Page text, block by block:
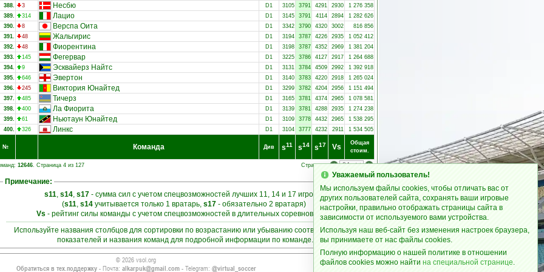
388. 3 Несбю D1 3105 3791 4291 2930
1 276 358
389.
314 Лацио D1 3145 3791 4114 2894
1 282 626
390.
8 Верспа Оита D1 3342 3790 4320 3002
816 856
391.
48 Жальгирис D1 3194 3787 4226 2935
1 052 412
392.
48 Фиорентина D1 3198 3787 4352 2969
1 381 204
393.
145 Фегервар D1 3225 3786 4127 2917
1 264 688
394.
9 Эсквайерз Найтс D1 3131 3784 4509 2992
1 392 918
395.
646 Эвертон D1 3140 3783 4220 2918
1 265 024
396.
245 Виктория Юнайтед D1 3299 3782 4204 2956
1 151 494
397.
485 Тичерз D1 3165 3781 4374 2965
1 078 581
398.
400 Ла Фиорита D1 3139 3781 4288 2935
1 274 238
399.
61 Ньютаун Юнайтед D1 3109 3778 4432 2965
1 538 295
400.
326 Линкс D1 3104 3777 4232 2911 1 534 505
№ Команда Див s11 s14 s17 Vs
Общая
стоим.
12646. Страница 4 из 127 Страницы:
Примечание:
s11, s14, s17- сумма сил с учетом спецвозможностей лучших 11, 14 и 17 игроков
(s11, s14 учитывается только 1 вратарь, s17 - обязательно 2 вратаря)
Vs - рейтинг силы команды с учетом спецвозможностей в длительных соревнованиях
Используйте названия столбцов для сортировки по возрастанию или убыванию соответствующих
показателей и названия команд для подробной информации по команде.
© 2026 vsol.org
Обратиться в тех.поддержку- Почта: alkarpuk@gmail.com- Telegram: @virtual_soccer
Уважаемый пользователь!
Мы используем файлы cookies, чтобы отличать вас от
других пользователей сайта, сохранять ваши игровые
настройки, правильно отображать страницы сайта в
зависимости от используемого вами устройства.
Используя наш веб-сайт без изменения настроек браузера,
вы принимаете от нас файлы cookies.
Полную информацию о нашей политике в отношении
файлов cookies можно найти на специальной странице.